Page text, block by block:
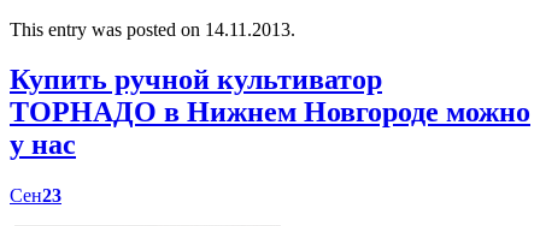
This entry was posted on 14.11.2013.
Купить ручной культиватор
ТОРНАДО в Нижнем Новгороде можно
у нас
Сен23